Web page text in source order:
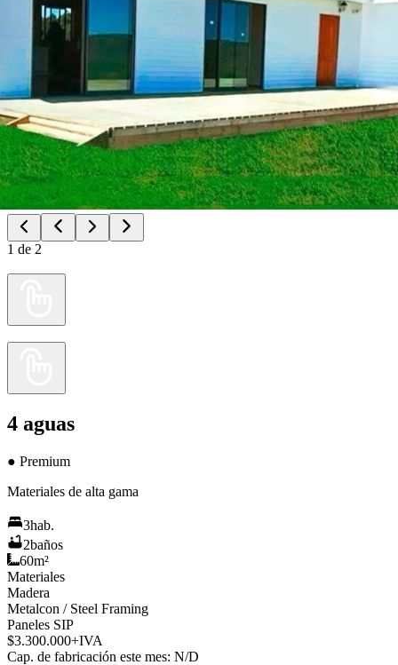
1 de 2
4 aguas
● Premium
Materiales de alta gama
3hab.
2baños
60m²
Materiales
Madera
Metalcon / Steel Framing
Paneles SIP
$3.300.000+IVA
Cap. de fabricación este mes: N/D